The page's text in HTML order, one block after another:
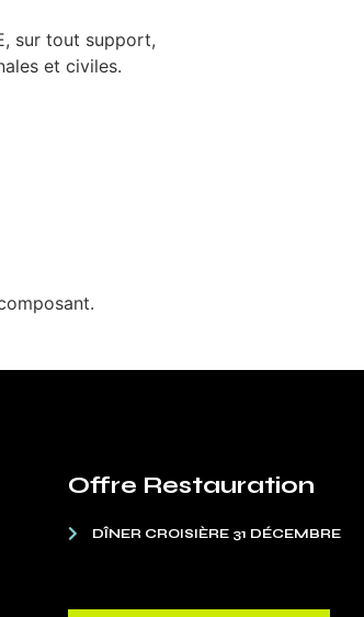
sur tout support,
et civiles.
Offre Restauration
DÎNER CROISIÈRE 31 DÉCEMBRE